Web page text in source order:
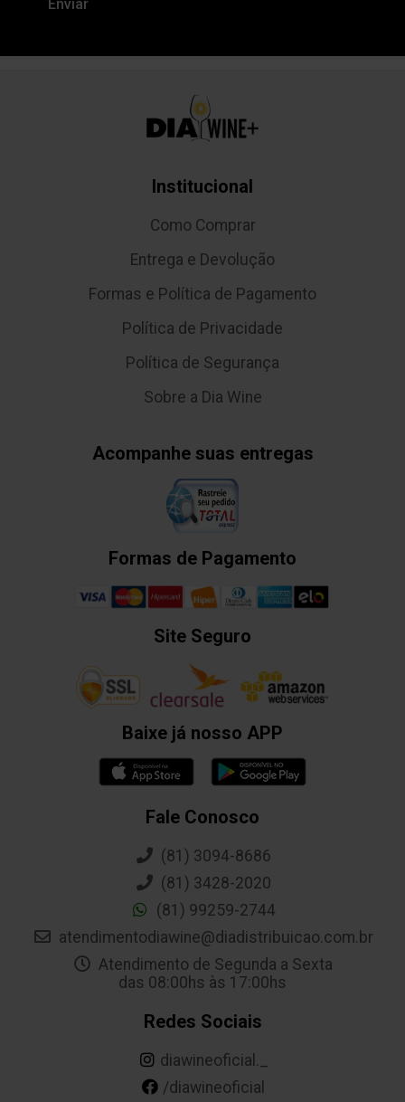
Institucional
Como Comprar
Entrega e Devolução
Formas e Política de Pagamento
Política de Privacidade
Política de Segurança
Sobre a Dia Wine
Acompanhe suas entregas
Formas de Pagamento
Site Seguro
Baixe já nosso APP
Fale Conosco
(81) 3094-8686
(81) 3428-2020
(81) 99259-2744
atendimentodiawine@diadistribuicao.com.br
Atendimento de Segunda a Sexta
das 08:00hs às 17:00hs
Redes Sociais
diawineoficial._
/diawineoficial